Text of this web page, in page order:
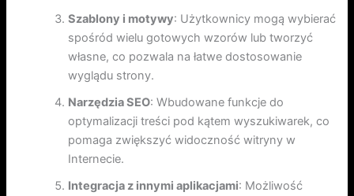
Szablony i motywy: Użytkownicy mogą wybierać
spośród wielu gotowych wzorów lub tworzyć
własne, co pozwala na łatwe dostosowanie
wyglądu strony.
Narzędzia SEO: Wbudowane funkcje do
optymalizacji treści pod kątem wyszukiwarek, co
pomaga zwiększyć widoczność witryny w
Internecie.
Integracja z innymi aplikacjami: Możliwość